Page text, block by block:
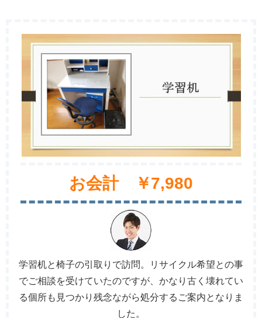
お会計 ￥7,980
学習机と椅子の引取りで訪問。リサイクル希望との事
でご相談を受けていたのですが、かなり古く壊れてい
る個所も見つかり残念ながら処分するご案内となりま
した。